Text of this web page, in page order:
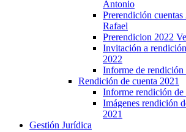
Antonio
Prerendición cuentas
Rafael
Prerendicion 2022
Invitación a
2022
Informe de rendición
Rendición de cuenta 2021
Informe rendición de
Imágenes rendición
2021
Gestión Jurídica